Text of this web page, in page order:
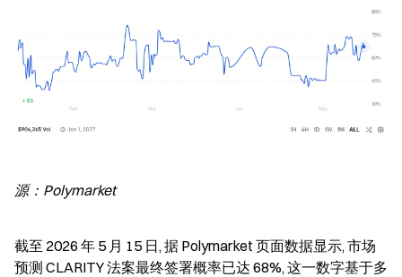
源：Polymarket
截至 2026 年 5 月 15 日, 据 Polymarket 页面数据显示, 市场
预测 CLARITY 法案最终签署概率已达 68%, 这一数字基于多